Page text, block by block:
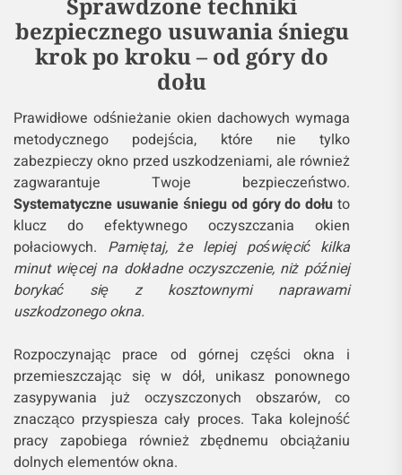
Sprawdzone techniki
bezpiecznego usuwania śniegu
krok po kroku – od góry do
dołu
Prawidłowe odśnieżanie okien dachowych wymaga
metodycznego podejścia, które nie tylko
zabezpieczy okno przed uszkodzeniami, ale również
zagwarantuje Twoje bezpieczeństwo.
Systematyczne usuwanie śniegu od góry do dołu to
klucz do efektywnego oczyszczania okien
połaciowych. Pamiętaj, że lepiej poświęcić kilka
minut więcej na dokładne oczyszczenie, niż później
borykać się z kosztownymi naprawami
uszkodzonego okna.
Rozpoczynając prace od górnej części okna i
przemieszczając się w dół, unikasz ponownego
zasypywania już oczyszczonych obszarów, co
znacząco przyspiesza cały proces. Taka kolejność
pracy zapobiega również zbędnemu obciążaniu
dolnych elementów okna.